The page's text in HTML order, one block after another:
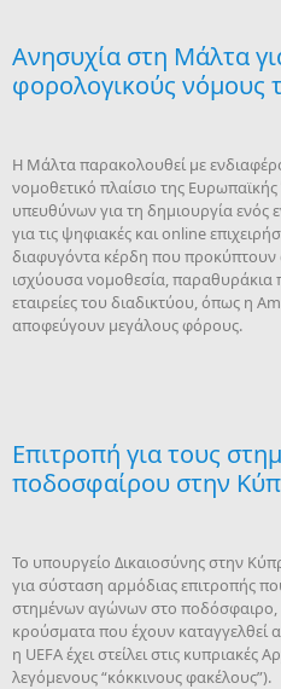
Ανησυχία στη Μάλτα
φορολογικούς νόμους
Η Μάλτα παρακολουθεί με
νομοθετικό πλαίσιο της
υπευθύνων για τη δημιουργία ενός
για τις ψηφιακές και online
διαφυγόντα κέρδη που
ισχύουσα νομοθεσία, παραθυράκια
εταιρείες του διαδικτύου, όπως η
αποφεύγουν μεγάλους φόρους.
Επιτροπή για τους
ποδοσφαίρου στην
Το υπουργείο Δικαιοσύνης στην
για σύσταση αρμόδιας επιτροπής
στημένων αγώνων στο ποδόσφαιρο,
κρούσματα που έχουν καταγγελθεί
η UEFA έχει στείλει στις κυπριακές
λεγόμενους “κόκκινους φακέλους”).